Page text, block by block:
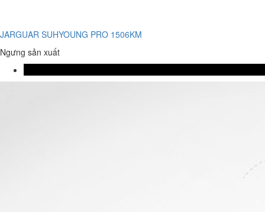
JARGUAR SUHYOUNG PRO 1506KM
Ngưng sản xuất